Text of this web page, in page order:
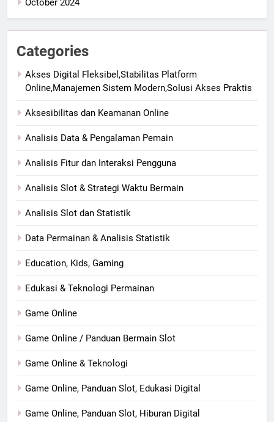
Categories
Akses Digital Fleksibel,Stabilitas Platform
Online,Manajemen Sistem Modern,Solusi Akses Praktis
Aksesibilitas dan Keamanan Online
Analisis Data & Pengalaman Pemain
Analisis Fitur dan Interaksi Pengguna
Analisis Slot & Strategi Waktu Bermain
Analisis Slot dan Statistik
Data Permainan & Analisis Statistik
Education, Kids, Gaming
Edukasi & Teknologi Permainan
Game Online
Game Online / Panduan Bermain Slot
Game Online & Teknologi
Game Online, Panduan Slot, Edukasi Digital
Game Online, Panduan Slot, Hiburan Digital